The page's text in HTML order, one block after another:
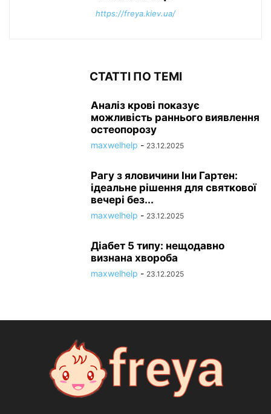
https://freya.kiev.ua/
СТАТТІ ПО ТЕМІ
Аналіз крові показує
можливість раннього виявлення
остеопорозу
maxwelhelp - 23.12.2025
Рагу з яловичини Іни Гартен:
ідеальне рішення для святкової
вечері без...
maxwelhelp - 23.12.2025
Діабет 5 типу: нещодавно
визнана хвороба
maxwelhelp - 23.12.2025